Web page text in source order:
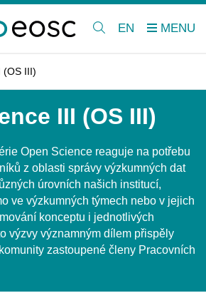
EN
(OS III)
III (OS III)
Open Science reaguje na potřebu
z oblasti správy výzkumných dat
úrovních našich institucí,
ve výzkumných týmech nebo v jejich
konceptu i jednotlivých
výzvy významným dílem přispěly
zastoupené členy Pracovních